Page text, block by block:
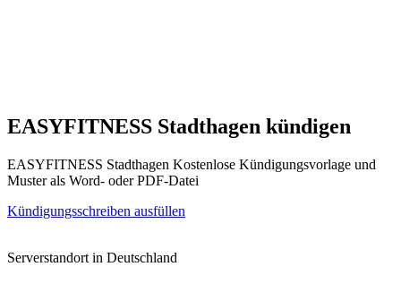
EASYFITNESS Stadthagen kündigen
EASYFITNESS Stadthagen Kostenlose Kündigungsvorlage und
Muster als Word- oder PDF-Datei
Kündigungsschreiben ausfüllen
Serverstandort in Deutschland